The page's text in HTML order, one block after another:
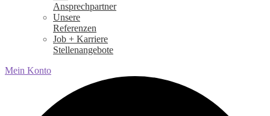
Ansprechpartner
Unsere
Referenzen
Job + Karriere
Stellenangebote
Mein Konto